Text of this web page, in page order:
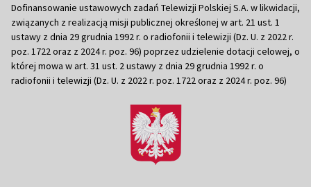
Dofinansowanie ustawowych zadań Telewizji Polskiej S.A. w likwidacji,
związanych z realizacją misji publicznej określonej w art. 21 ust. 1
ustawy z dnia 29 grudnia 1992 r. o radiofonii i telewizji (Dz. U. z 2022 r.
poz. 1722 oraz z 2024 r. poz. 96) poprzez udzielenie dotacji celowej, o
której mowa w art. 31 ust. 2 ustawy z dnia 29 grudnia 1992 r. o
radiofonii i telewizji (Dz. U. z 2022 r. poz. 1722 oraz z 2024 r. poz. 96)